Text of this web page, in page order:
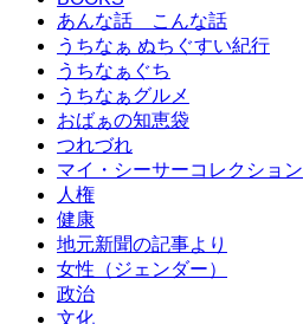
あんな話 こんな話
うちなぁ ぬちぐすい紀行
うちなぁぐち
うちなぁグルメ
おばぁの知恵袋
つれづれ
マイ・シーサーコレクション
人権
健康
地元新聞の記事より
女性（ジェンダー）
政治
文化